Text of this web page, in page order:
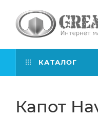
КАТАЛОГ
Капот